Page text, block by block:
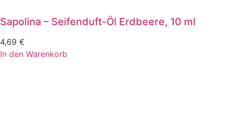
Sapolina – Seifenduft-Öl Erdbeere, 10 ml
4,69 €
In den Warenkorb